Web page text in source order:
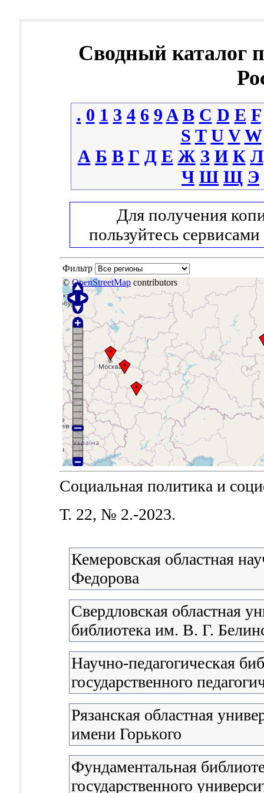
Сводный каталог
. 0 1 3 4 6 9 A B C D E F
S T U V W
А Б В Г Д Е Ж З И К Л
Ч Ш Щ Э
Для получения
пользуйтесь сервисами
Фильтр
©OpenStreetMap contributors
Социальная политика и
Т. 22, № 2.-2023.
Кемеровская областная
Федорова
Свердловская областная
библиотека им. В. Г.
Научно-педагогическая
государственного
Рязанская областная
имени Горького
Фундаментальная
государственного